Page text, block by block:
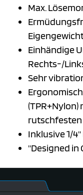
Max.
Einhändige
Rechts-/
Sehr
(TPR+Nylon)
Inklusive 1/
"Designed in